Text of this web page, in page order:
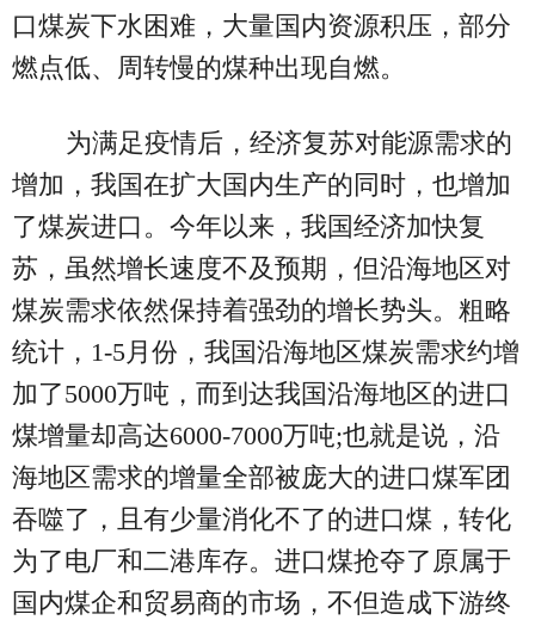
口煤炭下水困难，大量国内资源积压，部分
燃点低、周转慢的煤种出现自燃。
为满足疫情后，经济复苏对能源需求的
增加，我国在扩大国内生产的同时，也增加
了煤炭进口。今年以来，我国经济加快复
苏，虽然增长速度不及预期，但沿海地区对
煤炭需求依然保持着强劲的增长势头。粗略
统计，1-5月份，我国沿海地区煤炭需求约增
加了5000万吨，而到达我国沿海地区的进口
煤增量却高达6000-7000万吨;也就是说，沿
海地区需求的增量全部被庞大的进口煤军团
吞噬了，且有少量消化不了的进口煤，转化
为了电厂和二港库存。进口煤抢夺了原属于
国内煤企和贸易商的市场，不但造成下游终